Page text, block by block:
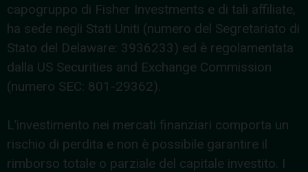
capogruppo di Fisher Investments e di tali affiliate,
ha sede negli Stati Uniti (numero del Segretariato di
Stato del Delaware: 3936233) ed è regolamentata
dalla US Securities and Exchange Commission
(numero SEC: 801-29362).
L’investimento nei mercati finanziari comporta un
rischio di perdita e non è possibile garantire il
rimborso totale o parziale del capitale investito. I